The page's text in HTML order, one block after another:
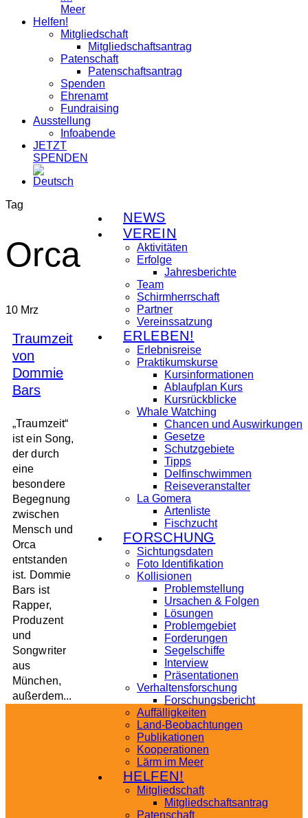
Meer
Helfen!
Mitgliedschaft
Mitgliedschaftsantrag
Patenschaft
Patenschaftsantrag
Spenden
Ehrenamt
Fundraising
Ausstellung
Infoabende
JETZT
SPENDEN
NEWS
VEREIN
Aktivitäten
Erfolge
Jahresberichte
Team
Schirmherrschaft
Partner
Vereinssatzung
ERLEBEN!
Erlebnisreise
Praktikumskurse
Kursinformationen
Ablaufplan Kurs
Kursrückblicke
Whale Watching
Chancen und Auswirkungen
Gesetze
Schutzgebiete
Tipps
Delfinschwimmen
Reiseveranstalter
La Gomera
Artenliste
Fischzucht
FORSCHUNG
Sichtungsdaten
Foto Identifikation
Kollisionen
Problemstellung
Ursachen & Folgen
Lösungen
Problemgebiet
Forderungen
Segelschiffe
Interview
Präsentationen
Verhaltensforschung
Forschungsbericht
Auffälligkeiten
Land-Beobachtungen
Publikationen
Kooperationen
Lärm im Meer
HELFEN!
Mitgliedschaft
Mitgliedschaftsantrag
Patenschaft
Tag
Orca
10 Mrz
Traumzeit
von
Dommie
Bars
„Traumzeit“
ist ein Song,
der durch
eine
besondere
Begegnung
zwischen
Mensch und
Orca
entstanden
ist. Dommie
Bars ist
Rapper,
Produzent
und
Songwriter
aus
München,
außerdem...